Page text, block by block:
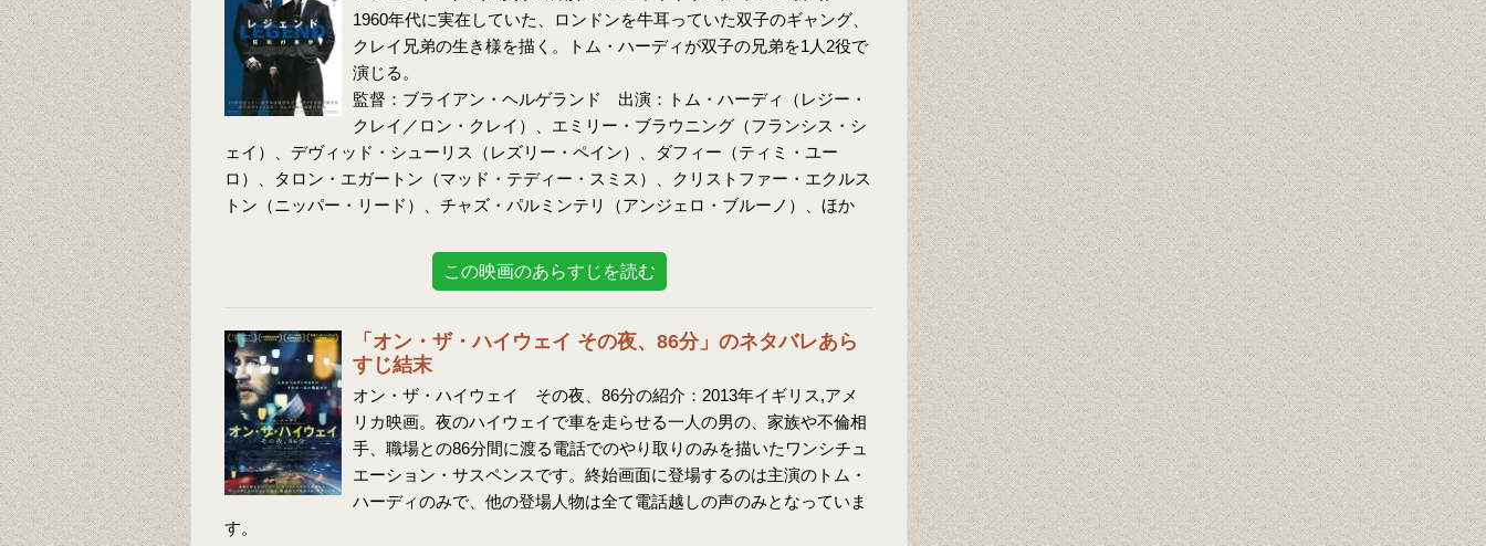
1960年代に実在していた、ロンドンを牛耳っていた双子のギャング、
クレイ兄弟の生き様を描く。トム・ハーディが双子の兄弟を1人2役で
演じる。
監督：ブライアン・ヘルゲランド 出演：トム・ハーディ（レジー・
クレイ／ロン・クレイ）、エミリー・ブラウニング（フランシス・シ
ェイ）、デヴィッド・シューリス（レズリー・ペイン）、ダフィー（ティミ・ユー
ロ）、タロン・エガートン（マッド・テディー・スミス）、クリストファー・エクルス
トン（ニッパー・リード）、チャズ・パルミンテリ（アンジェロ・ブルーノ）、ほか
この映画のあらすじを読む
「オン・ザ・ハイウェイ その夜、86分」のネタバレあら
すじ結末
オン・ザ・ハイウェイ その夜、86分の紹介：2013年イギリス,アメ
リカ映画。夜のハイウェイで車を走らせる一人の男の、家族や不倫相
手、職場との86分間に渡る電話でのやり取りのみを描いたワンシチュ
エーション・サスペンスです。終始画面に登場するのは主演のトム・
ハーディのみで、他の登場人物は全て電話越しの声のみとなっていま
す。